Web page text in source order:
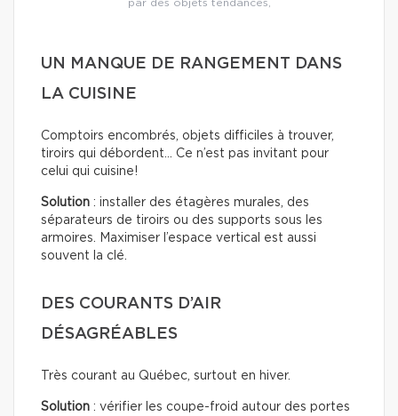
par des objets tendances,
UN MANQUE DE RANGEMENT DANS
LA CUISINE
Comptoirs encombrés, objets difficiles à trouver,
tiroirs qui débordent… Ce n’est pas invitant pour
celui qui cuisine!
Solution : installer des étagères murales, des
séparateurs de tiroirs ou des supports sous les
armoires. Maximiser l’espace vertical est aussi
souvent la clé.
DES COURANTS D’AIR
DÉSAGRÉABLES
Très courant au Québec, surtout en hiver.
Solution : vérifier les coupe-froid autour des portes